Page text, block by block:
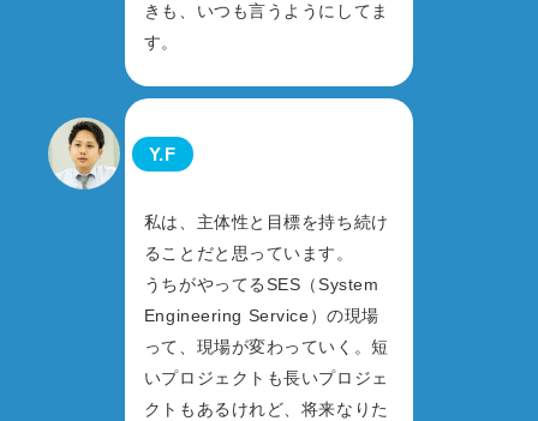
きも、いつも言うようにしてま
す。
Y.F
私は、主体性と目標を持ち続け
ることだと思っています。
うちがやってるSES（System
Engineering Service）の現場
って、現場が変わっていく。短
いプロジェクトも長いプロジェ
クトもあるけれど、将来なりた